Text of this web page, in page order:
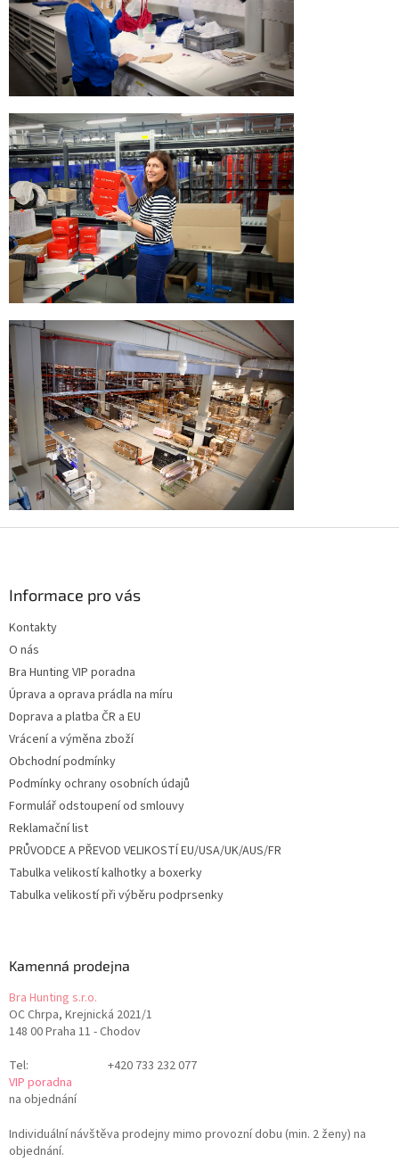
Informace pro vás
Kontakty
O nás
Bra Hunting VIP poradna
Úprava a oprava prádla na míru
Doprava a platba ČR a EU
Vrácení a výměna zboží
Obchodní podmínky
Podmínky ochrany osobních údajů
Formulář odstoupení od smlouvy
Reklamační list
PRŮVODCE A PŘEVOD VELIKOSTÍ EU/USA/UK/AUS/FR
Tabulka velikostí kalhotky a boxerky
Tabulka velikostí při výběru podprsenky
Kamenná prodejna
Bra Hunting s.r.o.
OC Chrpa, Krejnická 2021/1
148 00 Praha 11 - Chodov
Tel:
+420 733 232 077
VIP poradna
na objednání
Individuální návštěva prodejny mimo provozní dobu (min. 2 ženy) na
objednání.